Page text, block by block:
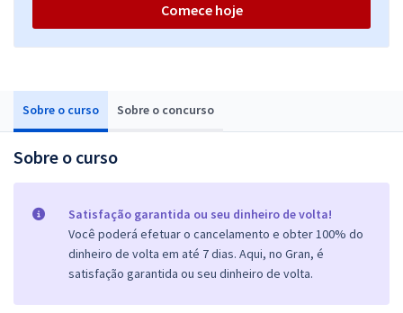
Sobre o curso Sobre o concurso
Sobre o curso
Satisfação garantida ou seu dinheiro de volta!
Você poderá efetuar o cancelamento e obter 100% do
dinheiro de volta em até 7 dias. Aqui, no Gran, é
satisfação garantida ou seu dinheiro de volta.
Comece hoje